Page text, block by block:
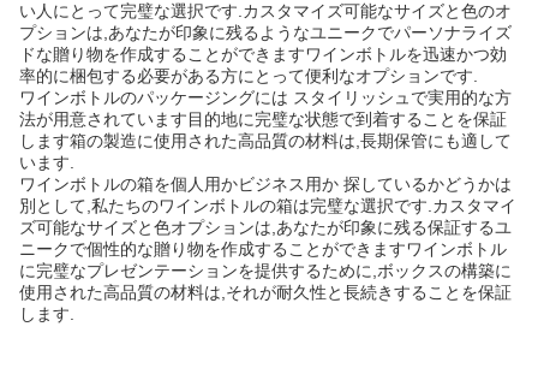
い人にとって完璧な選択です.カスタマイズ可能なサイズと色のオ
プションは,あなたが印象に残るようなユニークでパーソナライズ
ドな贈り物を作成することができますワインボトルを迅速かつ効
率的に梱包する必要がある方にとって便利なオプションです.
ワインボトルのパッケージングには スタイリッシュで実用的な方
法が用意されています目的地に完璧な状態で到着することを保証
します箱の製造に使用された高品質の材料は,長期保管にも適して
います.
ワインボトルの箱を個人用かビジネス用か 探しているかどうかは
別として,私たちのワインボトルの箱は完璧な選択です.カスタマイ
ズ可能なサイズと色オプションは,あなたが印象に残る保証するユ
ニークで個性的な贈り物を作成することができますワインボトル
に完璧なプレゼンテーションを提供するために,ボックスの構築に
使用された高品質の材料は,それが耐久性と長続きすることを保証
します.